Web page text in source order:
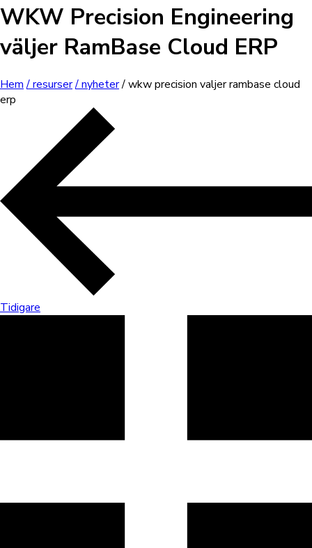
WKW Precision Engineering
väljer RamBase Cloud ERP
Hem / resurser/ nyheter/ wkw precision valjer rambase cloud
erp
Tidigare